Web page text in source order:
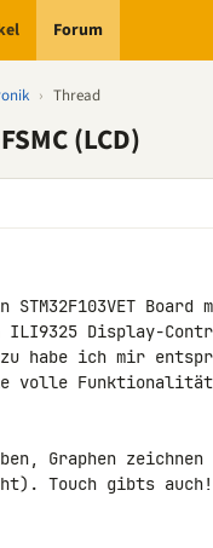
Forum
› Thread
(LCD)
ILI9325 Display-
habe ich mir
die volle
Graphen
Touch gibts auch!